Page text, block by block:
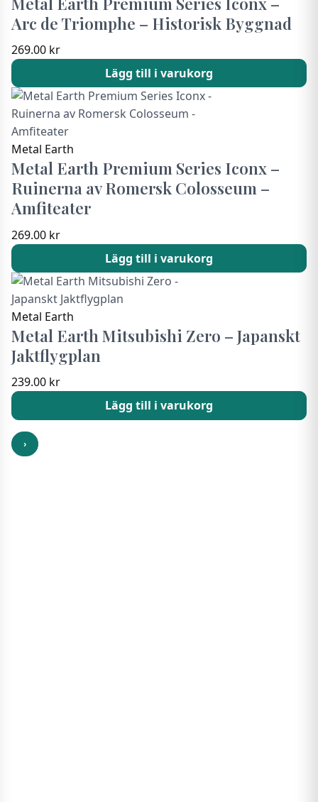
Arc de Triomphe – Historisk Byggnad
269.00 kr
Lägg till i varukorg
Metal Earth
Metal Earth Premium Series Iconx –
Ruinerna av Romersk Colosseum –
Amfiteater
269.00 kr
Lägg till i varukorg
Metal Earth
Metal Earth Mitsubishi Zero – Japanskt
Jaktflygplan
239.00 kr
Lägg till i varukorg
›